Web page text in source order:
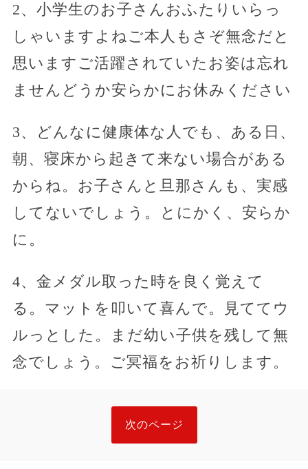
2、小学生のお子さんおふたりいらっ
しゃいますよねご本人もさぞ無念だと
思いますご活躍されていたお姿は忘れ
ませんどうか安らかにお休みください
3、どんなに健康体な人でも、ある日、
朝、寝床から起きて来ない場合がある
からね。お子さんと旦那さんも、実感
してないでしょう。とにかく、安らか
に。
4、金メダル取った時を良く覚えて
る。マットを叩いて喜んで。見ててウ
ルっとした。まだ幼い子供を残して無
念でしょう。ご冥福をお祈りします。
次のページ